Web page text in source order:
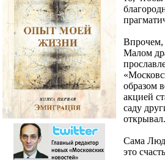
Впрочем,
Малом
образом
акцией
саду
открывал.
Сама
это